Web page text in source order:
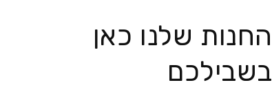
החנות שלנו כאן
בשבילכם